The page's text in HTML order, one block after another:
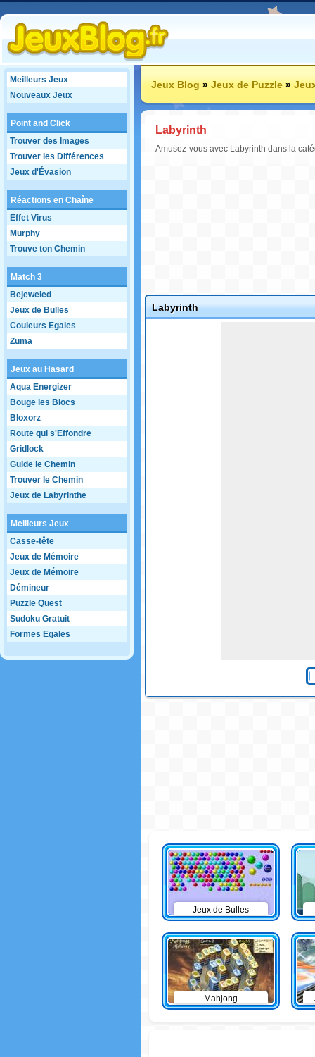
Meilleurs Jeux
Nouveaux Jeux
Point and Click
Trouver des Images
Trouver les Différences
Jeux d'Évasion
Réactions en Chaîne
Effet Virus
Murphy
Trouve ton Chemin
Match 3
Bejeweled
Jeux de Bulles
Couleurs Egales
Zuma
Jeux au Hasard
Aqua Energizer
Bouge les Blocs
Bloxorz
Route qui s'Effondre
Gridlock
Guide le Chemin
Trouver le Chemin
Jeux de Labyrinthe
Meilleurs Jeux
Casse-tête
Jeux de Mémoire
Jeux de Mémoire
Démineur
Puzzle Quest
Sudoku Gratuit
Formes Egales
Jeux Blog»Jeux de Puzzle»
Labyrinth
Amusez-vous avec Labyrinth dans la
Labyrinth
Jeux de Bulles
Mahjong